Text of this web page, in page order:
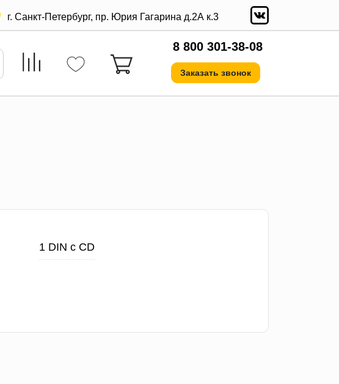
г. Санкт-Петербург, пр. Юрия Гагарина д.2А к.3
8 800 301-38-08
Заказать звонок
1 DIN с CD